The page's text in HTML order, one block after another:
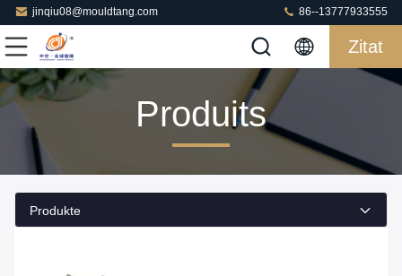
jinqiu08@mouldtang.com 86--13777933555
Zitat
Produits
Produkte